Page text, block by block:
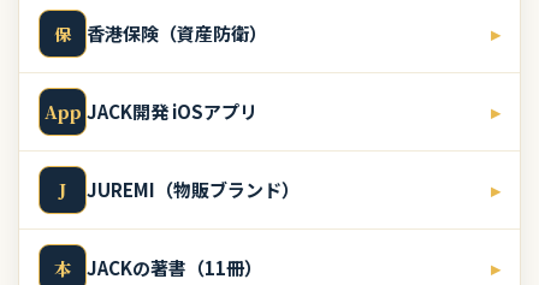
保 香港保険（資産防衛） ▸
App JACK開発 iOSアプリ ▸
J JUREMI（物販ブランド） ▸
本 JACKの著書（11冊） ▸